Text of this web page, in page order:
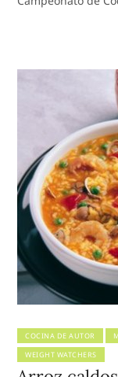
COCINA DE AUTOR
WEIGHT WATCHERS